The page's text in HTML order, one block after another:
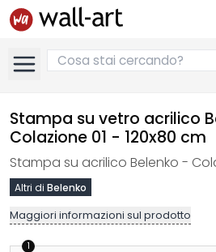
Stampa su vetro acrilico
Colazione 01 - 120x80 cm
Stampa su acrilico Belenko -
Altri di Belenko
Maggiori informazioni sul prodotto
1